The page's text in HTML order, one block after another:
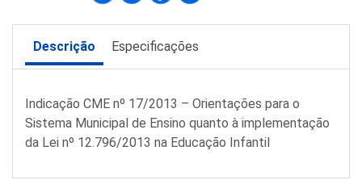
Descrição Especificações
Indicação CME nº 17/2013 – Orientações para o
Sistema Municipal de Ensino quanto à implementação
da Lei nº 12.796/2013 na Educação Infantil